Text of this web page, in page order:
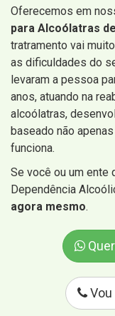
Oferecemos em
para Alcoólatras
tratramento vai
as dificuldades do
levaram a pessoa
anos, atuando na
alcoólatras,
baseado não
funciona.
Se você ou um ente
Dependência
agora mesmo.
Vou